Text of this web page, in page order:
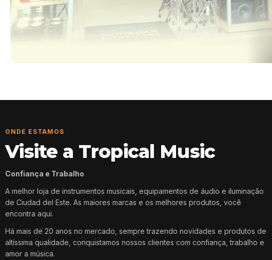
ONDE ESTAMOS
Visite a Tropical Music
Confiança e Trabalho
A melhor loja de instrumentos musicais, equipamentos de áudio e iluminação
de Ciudad del Este. As maiores marcas e os melhores produtos, você
encontra aqui.
Há mais de 20 anos no mercado, sempre trazendo novidades e produtos de
altíssima qualidade, conquistamos nossos clientes com confiança, trabalho e
amor a música.